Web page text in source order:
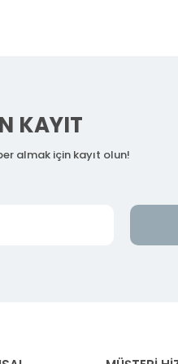
KAYIT
almak için kayıt olun!